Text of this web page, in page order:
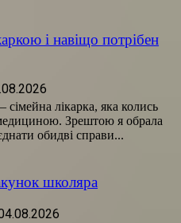
і навіщо потрібен
лікарка, яка колись
Зрештою я обрала
обидві справи...
школяра